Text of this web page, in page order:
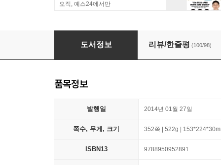
오직, 예스24에서만
다윗과 골리앗
도서정보 리뷰/한줄평 (100/98)
품목정보
발행일 2014년 01월 27일
쪽수, 무게, 크기 352쪽 | 522g |
ISBN13 9788950952891